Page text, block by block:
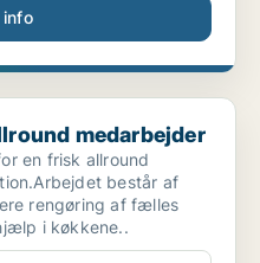
info
medarbejder
en frisk allround
består af
rengøring af fælles
i køkkene..